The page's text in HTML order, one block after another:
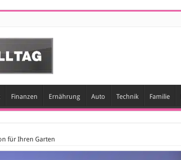
Finanzen Ernährung Auto Technik Familie
für Ihren Garten